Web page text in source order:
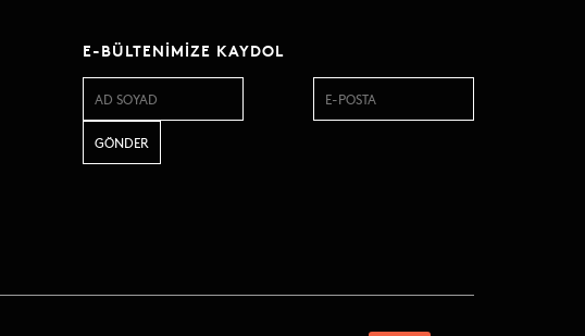
E-BÜLTENIMIZE KAYDOL
KVKK Aydınlatma Beyanı